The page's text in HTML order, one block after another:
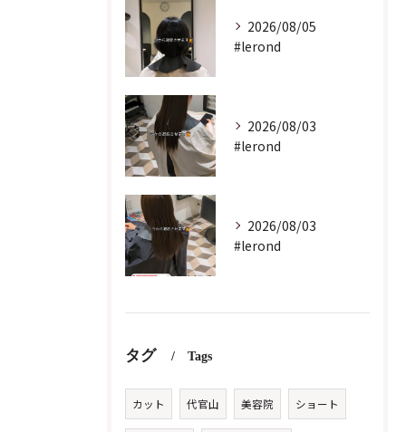
2026/08/05
#lerond
2026/08/03
#lerond
2026/08/03
#lerond
タグ Tags
カット 代官山 美容院 ショート